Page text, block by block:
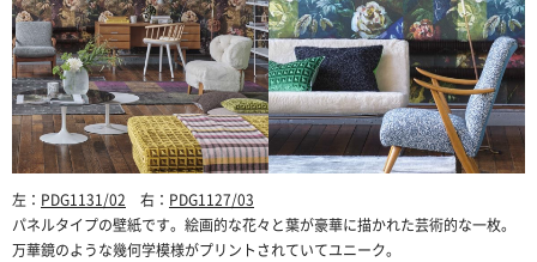
左： PDG1131/02 右： PDG1127/03
パネルタイプの壁紙です。絵画的な花々と葉が豪華に描かれた芸術的な一枚。
万華鏡のような幾何学模様がプリントされていてユニーク。